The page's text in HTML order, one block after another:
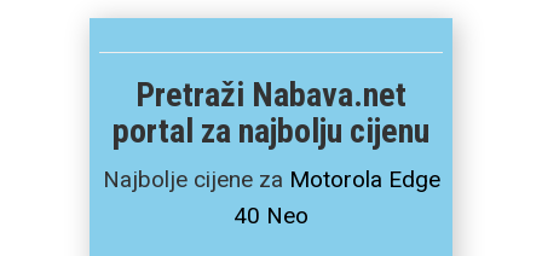
Pretraži Nabava.net
portal za najbolju cijenu
Najbolje cijene za Motorola Edge
40 Neo